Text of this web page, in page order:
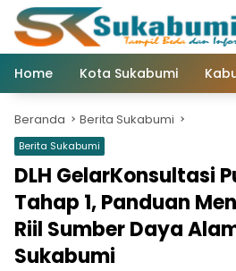
Langsung
konten
Home
Kota Sukabumi
Beranda Berita Sukabumi
Berita Sukabumi
DLH GelarKonsultasi
Tahap 1, Panduan
Riil Sumber Daya
Sukabumi